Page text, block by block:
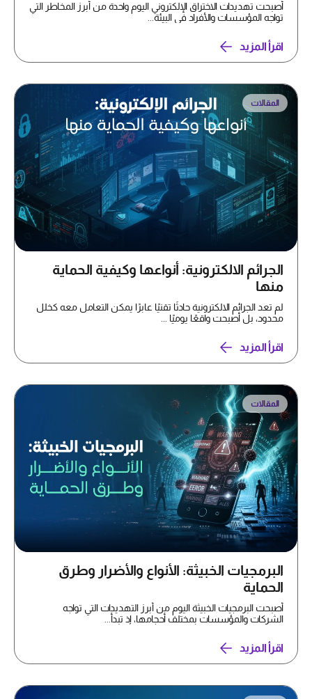
أصبحت تهديدات الاختراق الإلكتروني اليوم واحدة من أبرز المخاطر التي
تواجه المؤسسات والأفراد في البيئة...
اقرأ المزيد
المقالات
الجرائم الالكترونية: أنواعها وكيفية الحماية
منها
لم تعد الجرائم الالكترونية حادثًا تقنيًا عابرًا يمكن التعامل معه كخلل
محدود، بل أصبحت واقعًا يوميًا ...
اقرأ المزيد
المقالات
البرمجيات الخبيثة: الأنواع والأضرار وطرق
الحماية
أصبحت البرمجيات الخبيثة اليوم من أبرز التهديدات التي تواجه
الشركات والمؤسسات بمختلف أحجامها، إذ تبدأ...
اقرأ المزيد